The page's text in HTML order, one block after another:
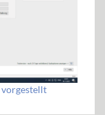
vorgestellt